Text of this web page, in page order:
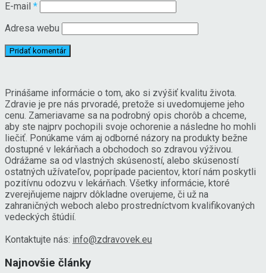
E-mail *
Adresa webu
Prinášame informácie o tom, ako si zvýšiť kvalitu života.
Zdravie je pre nás prvoradé, pretože si uvedomujeme jeho
cenu. Zameriavame sa na podrobný opis chorôb a chceme,
aby ste najprv pochopili svoje ochorenie a následne ho mohli
liečiť. Ponúkame vám aj odborné názory na produkty bežne
dostupné v lekárňach a obchodoch so zdravou výživou.
Odrážame sa od vlastných skúseností, alebo skúseností
ostatných užívateľov, poprípade pacientov, ktorí nám poskytli
pozitívnu odozvu v lekárňach. Všetky informácie, ktoré
zverejňujeme najprv dôkladne overujeme, či už na
zahraničných weboch alebo prostredníctvom kvalifikovaných
vedeckých štúdií.
Kontaktujte nás: info@zdravovek.eu
Najnovšie články